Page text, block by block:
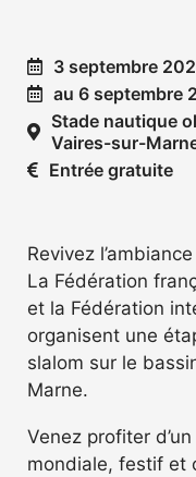
3 septembre
au 6 septembre
Stade nautique
Vaires-sur-
Entrée gratuite
Revivez
La Fédération
et la Fédération
organisent une
slalom sur le
Marne.
Venez profiter
mondiale, festif et